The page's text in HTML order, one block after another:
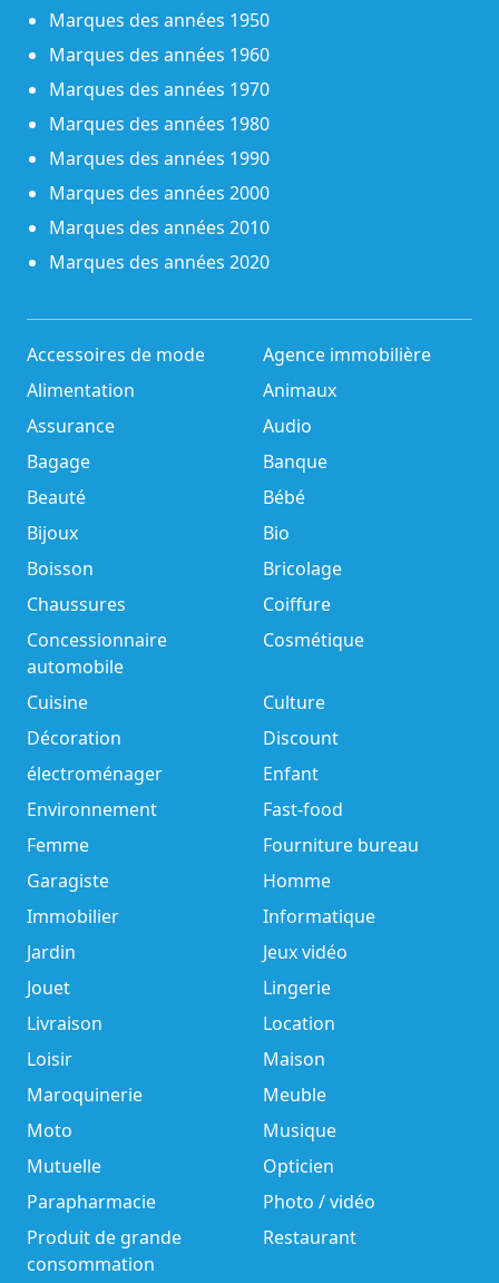
Marques des années 1950
Marques des années 1960
Marques des années 1970
Marques des années 1980
Marques des années 1990
Marques des années 2000
Marques des années 2010
Marques des années 2020
Accessoires de mode
Agence immobilière
Alimentation
Animaux
Assurance
Audio
Bagage
Banque
Beauté
Bébé
Bijoux
Bio
Boisson
Bricolage
Chaussures
Coiffure
Concessionnaire
automobile
Cosmétique
Cuisine
Culture
Décoration
Discount
électroménager
Enfant
Environnement
Fast-food
Femme
Fourniture bureau
Garagiste
Homme
Immobilier
Informatique
Jardin
Jeux vidéo
Jouet
Lingerie
Livraison
Location
Loisir
Maison
Maroquinerie
Meuble
Moto
Musique
Mutuelle
Opticien
Parapharmacie
Photo / vidéo
Produit de grande
consommation
Restaurant